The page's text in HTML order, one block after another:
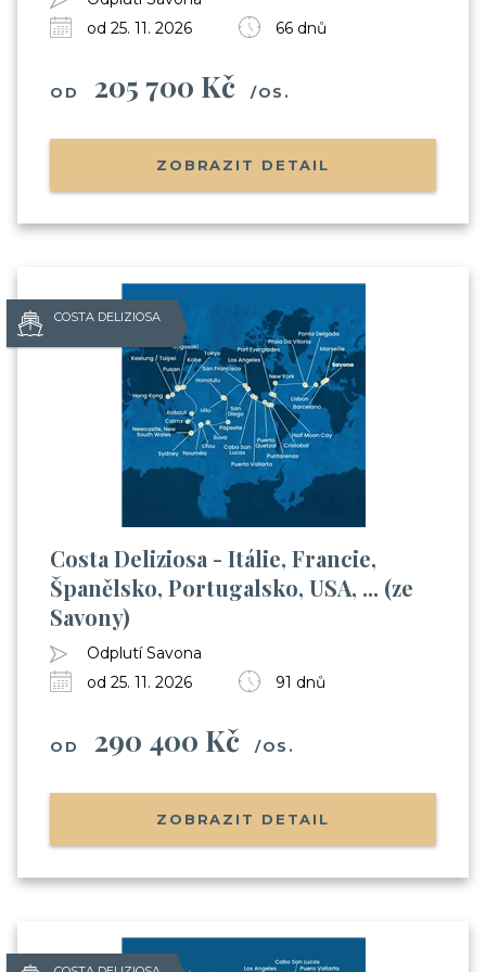
od 25. 11. 2026
66 dnů
OD 205 700 Kč /OS.
ZOBRAZIT DETAIL
COSTA DELIZIOSA
Costa Deliziosa - Itálie, Francie,
Španělsko, Portugalsko, USA, ... (ze
Savony)
Odplutí Savona
od 25. 11. 2026
91 dnů
OD 290 400 Kč /OS.
ZOBRAZIT DETAIL
zpracováním osobních údajů